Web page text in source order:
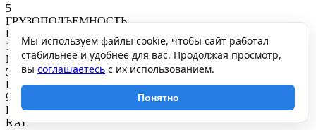
5
ГРУЗОПОДЪЕМНОСТЬ
Нагрузка на полку, кг
100
Максимальная общая нагрузка, кг
500
Нагрузка на секцию, кг
900
ПОКРЫТИЕ И ЦВЕТ
RAL
Мы используем файлы cookie, чтобы сайт работал
стабильнее и удобнее для вас. Продолжая просмотр,
вы соглашаетесь с их использованием.
Понятно